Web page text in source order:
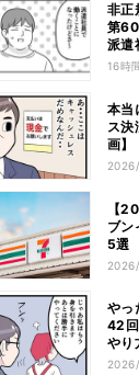
非正
第60
派遣
た?
16時
本当
ス
画】
分
【
ブン
5選
やっ
42
やり
テ